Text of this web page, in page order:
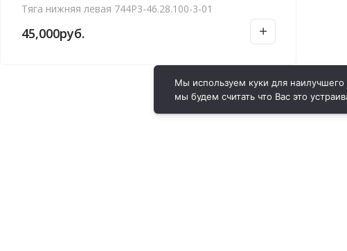
Тяга нижняя левая 744Р3-46.28.100-3-01
45,000руб.
Мы используем куки для наилучшего
мы будем считать что Вас это